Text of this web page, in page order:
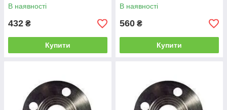
В наявності
432 ₴
Купити
В наявності
560 ₴
Купити